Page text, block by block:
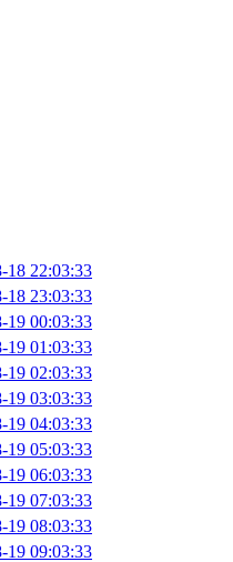
18 22:03:33
18 23:03:33
19 00:03:33
19 01:03:33
19 02:03:33
19 03:03:33
19 04:03:33
19 05:03:33
19 06:03:33
19 07:03:33
19 08:03:33
19 09:03:33